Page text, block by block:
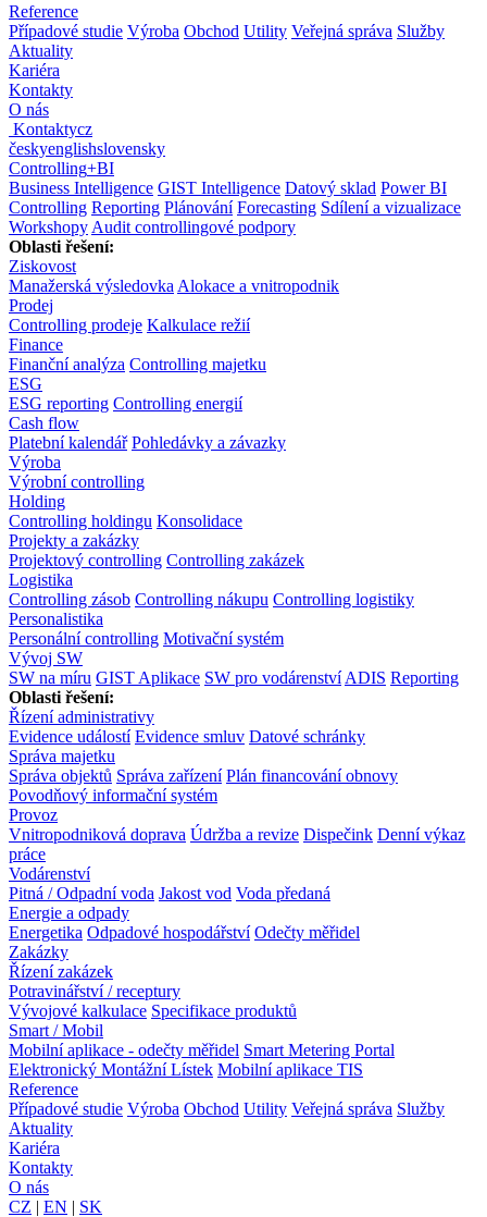
Reference
Případové studie Výroba Obchod Utility Veřejná správa Služby
Aktuality
Kariéra
Kontakty
O nás
Kontaktycz
českyenglishslovensky
Controlling+BI
Business Intelligence GIST Intelligence Datový sklad Power BI
Controlling Reporting Plánování Forecasting Sdílení a vizualizace
Workshopy Audit controllingové podpory
Oblasti řešení:
Ziskovost
Manažerská výsledovka Alokace a vnitropodnik
Prodej
Controlling prodeje Kalkulace režií
Finance
Finanční analýza Controlling majetku
ESG
ESG reporting Controlling energií
Cash flow
Platební kalendář Pohledávky a závazky
Výroba
Výrobní controlling
Holding
Controlling holdingu Konsolidace
Projekty a zakázky
Projektový controlling Controlling zakázek
Logistika
Controlling zásob Controlling nákupu Controlling logistiky
Personalistika
Personální controlling Motivační systém
Vývoj SW
SW na míru GIST Aplikace SW pro vodárenství ADIS Reporting
Oblasti řešení:
Řízení administrativy
Evidence událostí Evidence smluv Datové schránky
Správa majetku
Správa objektů Správa zařízení Plán financování obnovy
Povodňový informační systém
Provoz
Vnitropodniková doprava Údržba a revize Dispečink Denní výkaz
práce
Vodárenství
Pitná / Odpadní voda Jakost vod Voda předaná
Energie a odpady
Energetika Odpadové hospodářství Odečty měřidel
Zakázky
Řízení zakázek
Potravinářství / receptury
Vývojové kalkulace Specifikace produktů
Smart / Mobil
Mobilní aplikace - odečty měřidel Smart Metering Portal
Elektronický Montážní Lístek Mobilní aplikace TIS
Reference
Případové studie Výroba Obchod Utility Veřejná správa Služby
Aktuality
Kariéra
Kontakty
O nás
CZ | EN | SK